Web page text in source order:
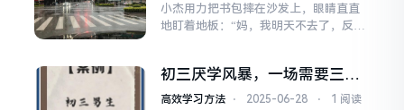
“不认真”只是冰山一角？“孩子就是
懒！”、“心思根本不...
小杰用力把书包摔在沙发上，眼睛直直
地盯着地板：“妈，我明天不去了，反正
发出声音——这个家,瞬间被一种沉重而
迷茫的气息所笼罩，我从事青少年教育
初三厌学风暴，一场需要三方
合力的突围指南
高效学习方法 ⋅ 2025-06-28 ⋅ 1 阅读